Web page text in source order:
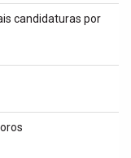
candidaturas por